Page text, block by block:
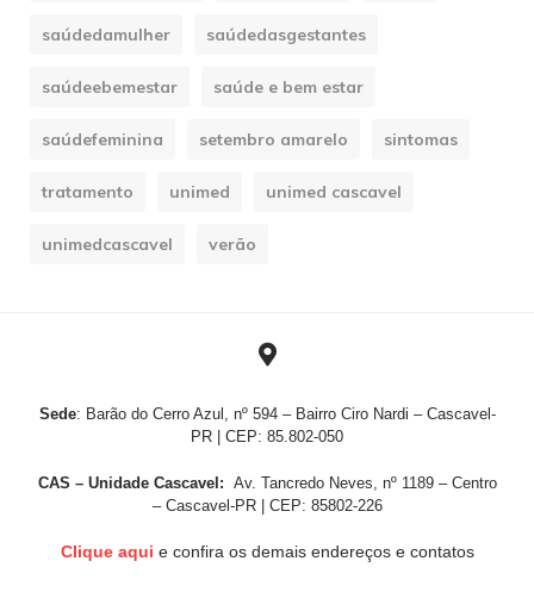
saúdedamulher saúdedasgestantes
saúdeebemestar saúde e bem estar
saúdefeminina setembro amarelo sintomas
tratamento unimed unimed cascavel
unimedcascavel verão
Sede: Barão do Cerro Azul, nº 594 – Bairro Ciro Nardi – Cascavel-
PR | CEP: 85.802-050
CAS – Unidade Cascavel: Av. Tancredo Neves, nº 1189 – Centro
– Cascavel-PR | CEP: 85802-226
Clique aqui e confira os demais endereços e contatos